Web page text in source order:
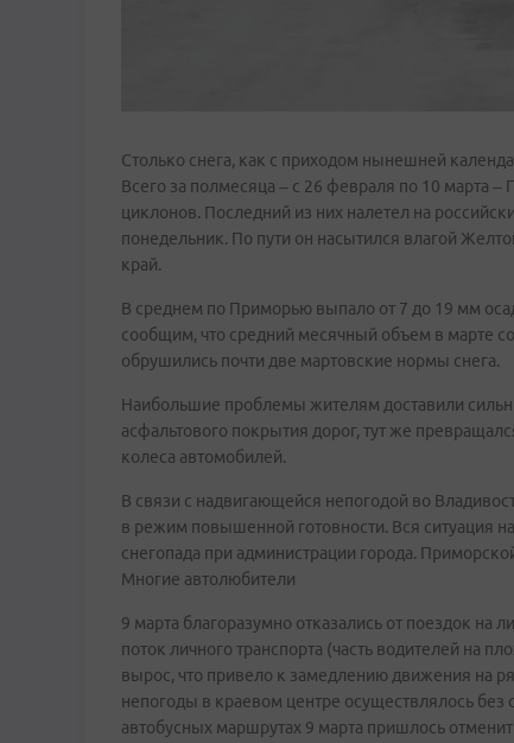
Столько снега, как с приходом нынешней
Всего за полмесяца – с 26 февраля по 10 марта
циклонов. Последний из них налетел на
понедельник. По пути он насытился влагой
край.
В среднем по Приморью выпало от 7 до 19 мм
сообщим, что средний месячный объем в марте
обрушились почти две мартовские нормы снега.
Наибольшие проблемы жителям доставили
асфальтового покрытия дорог, тут же
колеса автомобилей.
В связи с надвигающейся непогодой во
в режим повышенной готовности. Вся ситуация
снегопада при администрации города.
Многие автолюбители
9 марта благоразумно отказались от поездок на
поток личного транспорта (часть водителей на
вырос, что привело к замедлению движения на
непогоды в краевом центре осуществлялось
автобусных маршрутах 9 марта пришлось